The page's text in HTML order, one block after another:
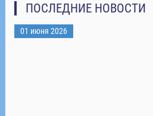
ПОСЛЕДНИЕ НОВОСТИ
01 июня 2026